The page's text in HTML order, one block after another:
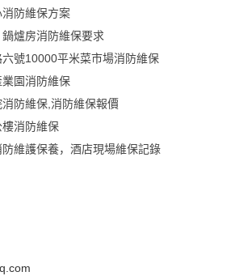
防維保方案
爐房消防維保要求
號10000平米菜市場消防維保
園消防維保
防維保,消防維保報價
消防維保
維護保養，酒店現場維保記錄